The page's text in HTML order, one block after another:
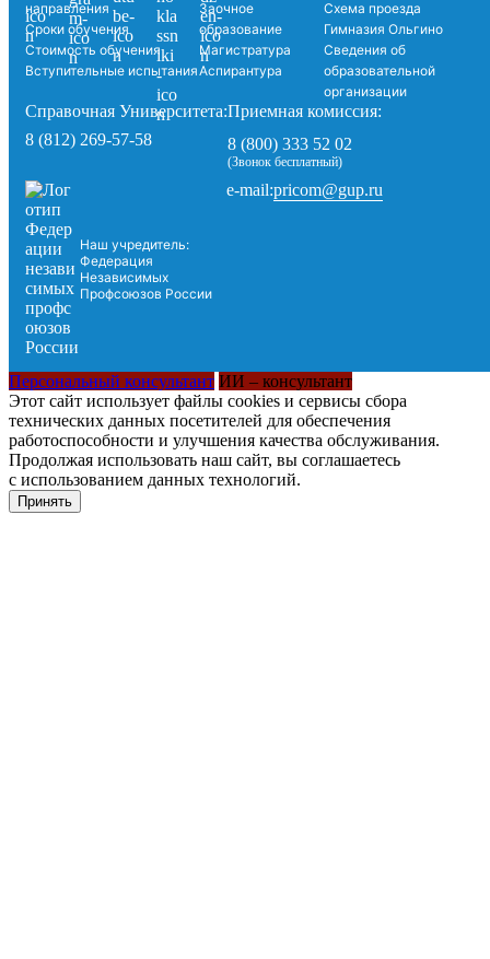
направления
Сроки обучения
Стоимость обучения
Вступительные испытания
Заочное
образование
Магистратура
Аспирантура
Схема проезда
Гимназия Ольгино
Сведения об
образовательной
организации
Справочная Университета:
8 (812) 269-57-58
Приемная комиссия:
8 (800) 333 52 02
(Звонок бесплатный)
Наш учредитель:
Федерация
Независимых
Профсоюзов России
e-mail:pricom@gup.ru
Персональный консультант ИИ – консультант
Этот сайт использует файлы cookies и сервисы сбора
технических данных посетителей для обеспечения
работоспособности и улучшения качества обслуживания.
Продолжая использовать наш сайт, вы соглашаетесь
с использованием данных технологий.
Принять